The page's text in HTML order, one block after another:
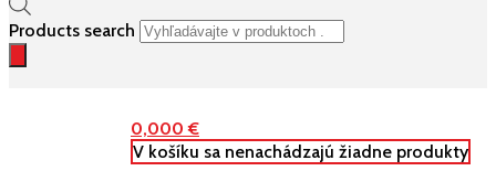
Products search
0,000€
V košíku sa nenachádzajú žiadne produkty